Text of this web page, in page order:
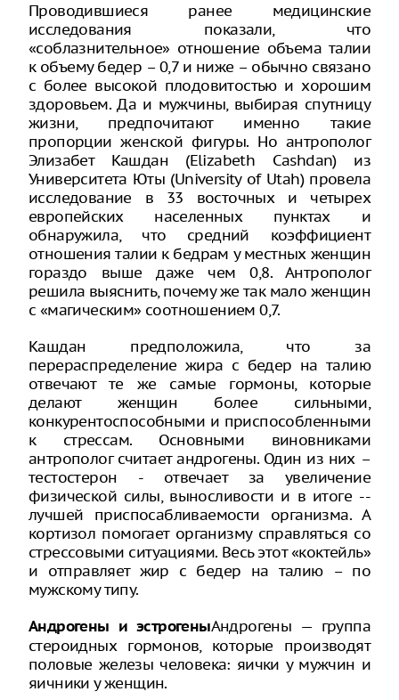
Проводившиеся ранее медицинские
исследования показали, что
«соблазнительное» отношение объема талии
к объему бедер – 0,7 и ниже – обычно связано
с более высокой плодовитостью и хорошим
здоровьем. Да и мужчины, выбирая спутницу
жизни, предпочитают именно такие
пропорции женской фигуры. Но антрополог
Элизабет Кашдан (Elizabeth Cashdan) из
Университета Юты (University of Utah) провела
исследование в 33 восточных и четырех
европейских населенных пунктах и
обнаружила, что средний коэффициент
отношения талии к бедрам у местных женщин
гораздо выше даже чем 0,8. Антрополог
решила выяснить, почему же так мало женщин
с «магическим» соотношением 0,7.
Кашдан предположила, что за
перераспределение жира с бедер на талию
отвечают те же самые гормоны, которые
делают женщин более сильными,
конкурентоспособными и приспособленными
к стрессам. Основными виновниками
антрополог считает андрогены. Один из них –
тестостерон - отвечает за увеличение
физической силы, выносливости и в итоге --
лучшей приспосабливаемости организма. А
кортизол помогает организму справляться со
стрессовыми ситуациями. Весь этот «коктейль»
и отправляет жир с бедер на талию – по
мужскому типу.
Андрогены и эстрогеныАндрогены — группа
стероидных гормонов, которые производят
половые железы человека: яички у мужчин и
яичники у женщин.